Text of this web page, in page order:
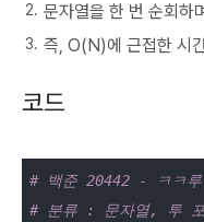
문자열을 한 번 순회하
즉, O(N)에 근접한 시
코드
# 백준 20442 - ㅋㅋ루
# 분류 : 문자열, 투 포